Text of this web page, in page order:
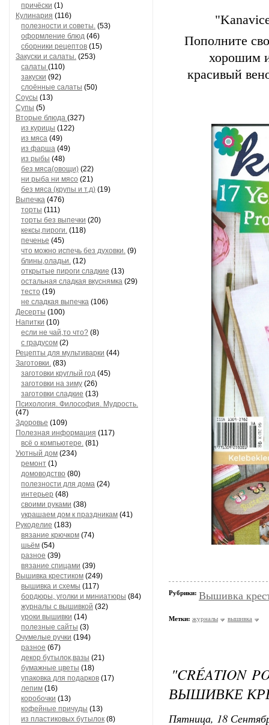
причёски (1)
Кулинария (116)
полезности и советы. (53)
оформление блюд (46)
сборники рецептов (15)
Закуски и салаты. (253)
салаты (110)
закуски (92)
слоённые салаты (50)
Соусы (13)
Супы (5)
Вторые блюда (327)
из курицы (122)
из мяса (49)
из фарша (49)
из рыбы (48)
без мяса(овощи) (22)
ни рыба ни мясо (21)
без мяса (крупы и т.д) (19)
Выпечка (476)
торты (111)
торты без выпечки (20)
кексы,пироги. (118)
печенье (45)
что можно испечь без духовки. (9)
блины,оладьи. (12)
открытые пироги сладкие (13)
остальная сладкая вкуснямка (29)
тесто (19)
не сладкая выпечка (106)
Десерты (100)
Напитки (10)
если не чай,то что? (8)
с градусом (2)
Рецепты для мультиварки (44)
Заготовки. (83)
заготовки круглый год (45)
заготовки на зиму (26)
заготовки сладкие (13)
Психология. Философия. Мудрость.
(47)
Здоровье (109)
Полезная информация (117)
всё о компьютере. (81)
Уютный дом (234)
ремонт (1)
домоводство (80)
полезности для дома (24)
интерьер (48)
своими руками (38)
украшаем дом к праздникам (41)
Рукоделие (183)
вязание крючком (74)
шьём (54)
разное (39)
вязание спицами (39)
Вышивка крестиком (249)
вышивка и схемы (117)
бордюры, уголки и миниатюры (84)
журналы с вышивкой (32)
уроки вышивки (14)
полезные сайты (3)
Очумелые ручки (194)
разное (67)
декор бутылок,вазы (21)
бумажные цветы (18)
упаковка для подарков (17)
лепим (16)
коробочки (13)
кофейные причуды (13)
из пластиковых бутылок (8)
Пополните
хорошим
красивый
Рубрики: Вышивка
Метки: журналы вышивка
"CRÉATION
ВЫШИВКЕ
Пятница, 18